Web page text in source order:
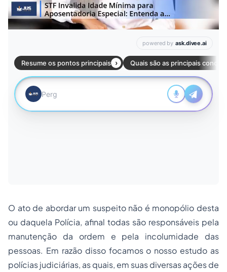
O ato de abordar um suspeito não é monopólio desta
ou daquela Polícia, afinal todas são responsáveis pela
manutenção da ordem e pela incolumidade das
pessoas. Em razão disso focamos o nosso estudo as
polícias judiciárias, as quais, em suas diversas ações de